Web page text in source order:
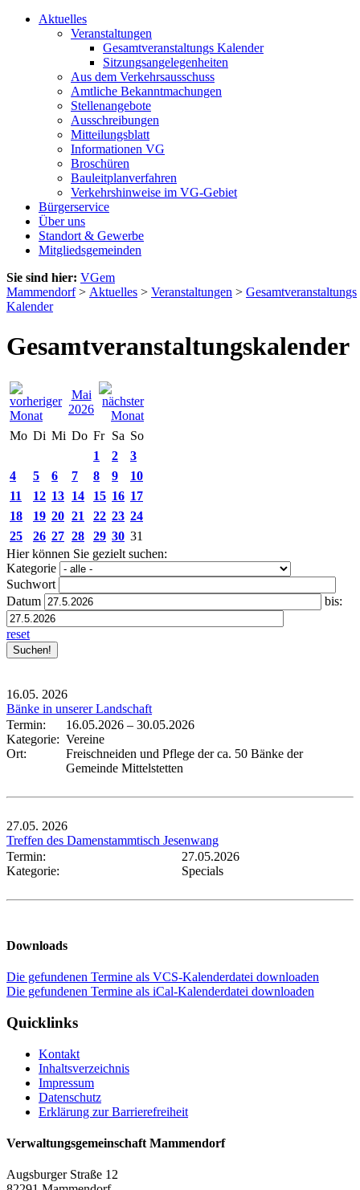
Aktuelles
Veranstaltungen
Gesamtveranstaltungs Kalender
Sitzungsangelegenheiten
Aus dem Verkehrsausschuss
Amtliche Bekanntmachungen
Stellenangebote
Ausschreibungen
Mitteilungsblatt
Informationen VG
Broschüren
Bauleitplanverfahren
Verkehrshinweise im VG-Gebiet
Bürgerservice
Über uns
Standort & Gewerbe
Mitgliedsgemeinden
Sie sind hier: VGem
Mammendorf> Aktuelles > Veranstaltungen > Gesamtveranstaltungs
Kalender
Gesamtveranstaltungskalender
Mai
2026
Mo Di Mi Do Fr Sa So
1
2
3
4
5 6 7 8 9
10
11
12 13 14 15 16 17
18
19 20 21 22 23 24
25
26 27 28 29 30 31
Hier können Sie gezielt suchen:
Kategorie
Suchwort
Datum
bis:
reset
16.05. 2026
Bänke in unserer Landschaft
Termin:
16.05.2026 – 30.05.2026
Kategorie: Vereine
Ort:
Freischneiden und Pflege der ca. 50 Bänke der
Gemeinde Mittelstetten
27.05. 2026
Treffen des Damenstammtisch Jesenwang
Termin:
27.05.2026
Kategorie:
Specials
Downloads
Die gefundenen Termine als VCS-Kalenderdatei downloaden
Die gefundenen Termine als iCal-Kalenderdatei downloaden
Quicklinks
Kontakt
Inhaltsverzeichnis
Impressum
Datenschutz
Erklärung zur Barrierefreiheit
Verwaltungsgemeinschaft Mammendorf
Augsburger Straße 12